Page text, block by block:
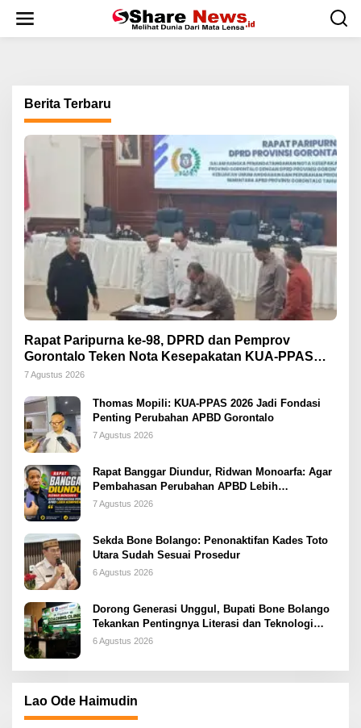
w
Berita Terbaru
Rapat Paripurna ke-98, DPRD dan Pemprov
Gorontalo Teken Nota Kesepakatan KUA-PPAS
2026
7 Agustus 2026
Thomas Mopili: KUA-PPAS 2026 Jadi Fondasi
Penting Perubahan APBD Gorontalo
7 Agustus 2026
Rapat Banggar Diundur, Ridwan Monoarfa: Agar
Pembahasan Perubahan APBD Lebih
Komprehensif
7 Agustus 2026
Sekda Bone Bolango: Penonaktifan Kades Toto
Utara Sudah Sesuai Prosedur
6 Agustus 2026
Dorong Generasi Unggul, Bupati Bone Bolango
Tekankan Pentingnya Literasi dan Teknologi
sejak Dini
6 Agustus 2026
Lao Ode Haimudin